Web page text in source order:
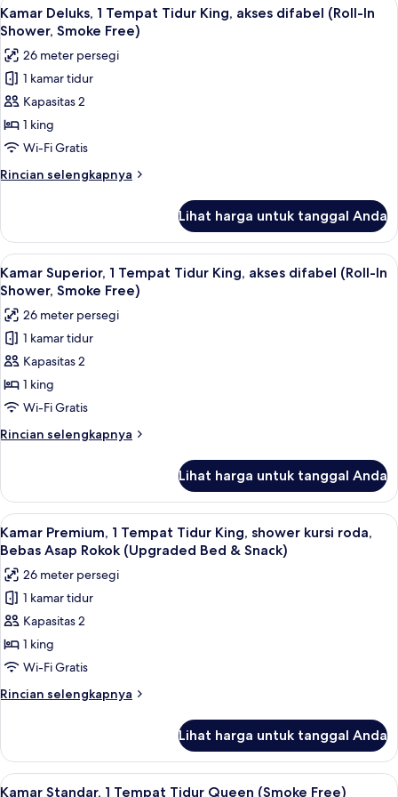
Snack,
Smoke
Free)
1
Tempat
King
(Upgraded
Bedding
&
Snack,
Free)
semua
foto
untuk
Kamar
Deluks,
1
Tempat
Tidur
King,
difabel
(Roll-
In
Shower,
Smoke
Free)
5
Kamar Deluks, 1 Tempat Tidur King, akses difabel (Roll-In
Shower, Smoke Free)
26 meter persegi
1 kamar tidur
Kapasitas 2
1 king
Wi-Fi Gratis
Rincian selengkapnya
Rincian
Kamar
Deluks,
1
Tempat
King,
akses
difabel
(Roll-
In
Smoke
Free)
Lihat harga untuk tanggal Anda
Lihat
semua
foto
untuk
Kamar
Superior,
1
Tempat
Tidur
King,
difabel
(Roll-
In
Shower,
Smoke
Free)
Meja kerja, ruang kerja ramah
5
Kamar Superior, 1 Tempat Tidur King, akses difabel (Roll-In
Shower, Smoke Free)
26 meter persegi
1 kamar tidur
Kapasitas 2
1 king
Wi-Fi Gratis
Rincian selengkapnya
Rincian
Kamar
Superior,
1
Tempat
King,
akses
difabel
(Roll-
In
Smoke
Free)
Lihat harga untuk tanggal Anda
Lihat
semua
foto
untuk
Kamar
Premium,
1
Tempat
Tidur
King,
kursi
roda,
Bebas
Meja kerja, ruang kerja ramah
6
Kamar Premium, 1 Tempat Tidur King, shower kursi roda,
Bebas Asap Rokok (Upgraded Bed & Snack)
26 meter persegi
1 kamar tidur
Kapasitas 2
1 king
Wi-Fi Gratis
Rincian selengkapnya
Rincian
Kamar
Premium,
1
Lihat harga untuk tanggal Anda
Lihat
Meja kerja, ruang kerja ramah
10
Kamar Standar, 1 Tempat Tidur Queen (Smoke Free)